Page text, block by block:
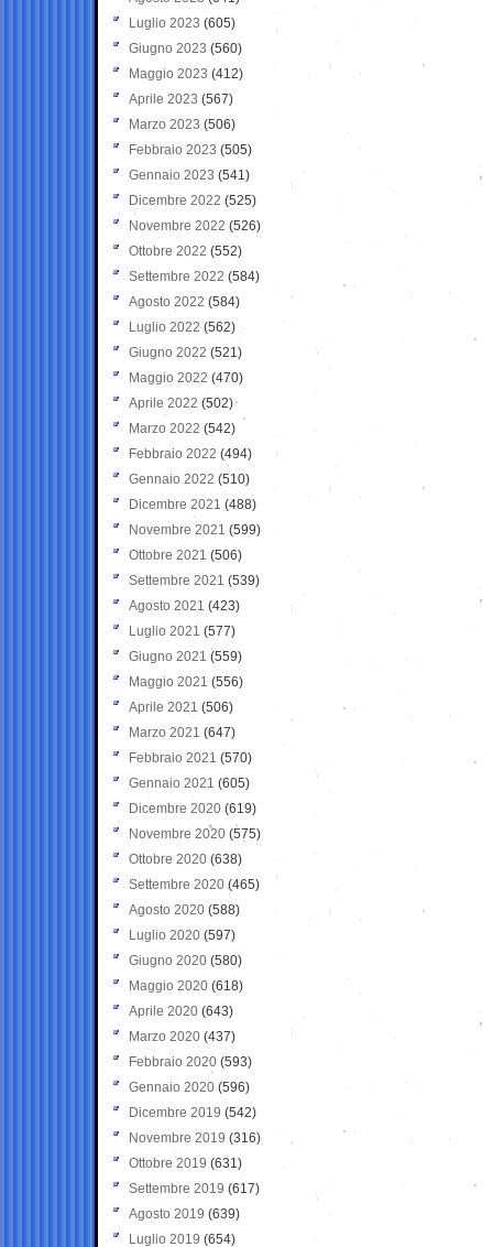
Luglio 2023 (605)
Giugno 2023 (560)
Maggio 2023 (412)
Aprile 2023 (567)
Marzo 2023 (506)
Febbraio 2023 (505)
Gennaio 2023 (541)
Dicembre 2022 (525)
Novembre 2022 (526)
Ottobre 2022 (552)
Settembre 2022 (584)
Agosto 2022 (584)
Luglio 2022 (562)
Giugno 2022 (521)
Maggio 2022 (470)
Aprile 2022 (502)
Marzo 2022 (542)
Febbraio 2022 (494)
Gennaio 2022 (510)
Dicembre 2021 (488)
Novembre 2021 (599)
Ottobre 2021 (506)
Settembre 2021 (539)
Agosto 2021 (423)
Luglio 2021 (577)
Giugno 2021(559)
Maggio 2021 (556)
Aprile 2021 (506)
Marzo 2021 (647)
Febbraio 2021 (570)
Gennaio 2021 (605)
Dicembre 2020 (619)
Novembre 2020 (575)
Ottobre 2020 (638)
Settembre 2020(465)
Agosto 2020 (588)
Luglio 2020 (597)
Giugno 2020 (580)
Maggio 2020 (618)
Aprile 2020 (643)
Marzo 2020 (437)
Febbraio 2020 (593)
Gennaio 2020 (596)
Dicembre 2019 (542)
Novembre 2019 (316)
Ottobre 2019 (631)
Settembre 2019 (617)
Agosto 2019 (639)
Luglio 2019 (654)